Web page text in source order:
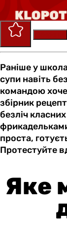
Раніше у
супи навіть
командою
збірник
безліч
проста,
Протестуйте
Яке